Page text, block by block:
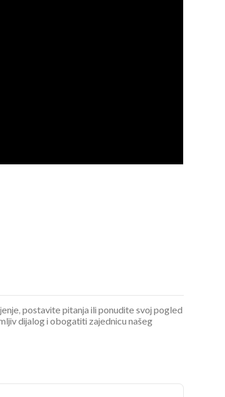
postavite pitanja ili ponudite svoj pogled
dijalog i obogatiti zajednicu našeg